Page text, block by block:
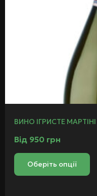
ВИНО ІГРИСТЕ МАРТІНІ
Від 950 грн
Оберіть опції